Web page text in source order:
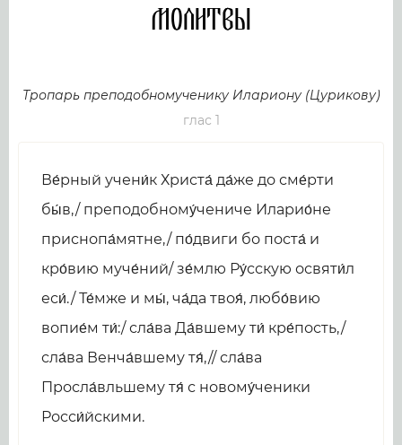
Молитвы
Тропарь преподобномученику Илариону (Цурикову)
глас 1
Ве́рный учени́к Христа́ да́же до сме́рти
бы́в,/ преподобному́чениче Иларио́не
приснопа́мятне,/ по́двиги бо поста́ и
кро́вию муче́ний/ зе́млю Ру́сскую освяти́л
еси́./ Те́мже и мы́, ча́да твоя́, любо́вию
вопие́м ти́:/ сла́ва Да́вшему ти́ кре́пость,/
сла́ва Венча́вшему тя́,// сла́ва
Просла́вльшему тя́ с новому́ченики
Росси́йскими.